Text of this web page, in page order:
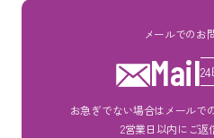
メールでのお
Mail
お急ぎでない場合はメールで
2営業日以内にご返